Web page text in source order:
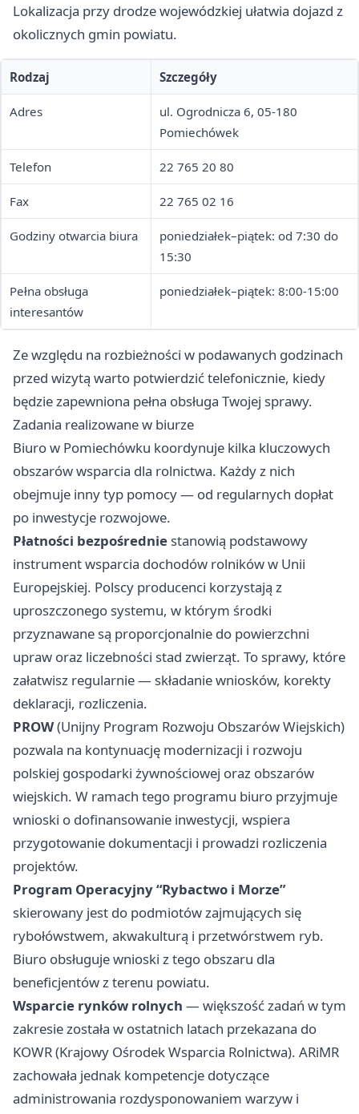
Lokalizacja przy drodze wojewódzkiej ułatwia dojazd z
okolicznych gmin powiatu.
Rodzaj Szczegóły
Adres
ul. Ogrodnicza 6, 05-180
Pomiechówek
Telefon 22 765 20 80
Fax 22 765 02 16
Godziny otwarcia biura
poniedziałek–piątek: od 7:30 do
15:30
Pełna obsługa
interesantów
poniedziałek–piątek: 8:00-15:00
Ze względu na rozbieżności w podawanych godzinach
przed wizytą warto potwierdzić telefonicznie, kiedy
będzie zapewniona pełna obsługa Twojej sprawy.
Zadania realizowane w biurze
Biuro w Pomiechówku koordynuje kilka kluczowych
obszarów wsparcia dla rolnictwa. Każdy z nich
obejmuje inny typ pomocy — od regularnych dopłat
po inwestycje rozwojowe.
Płatności bezpośrednie stanowią podstawowy
instrument wsparcia dochodów rolników w Unii
Europejskiej. Polscy producenci korzystają z
uproszczonego systemu, w którym środki
przyznawane są proporcjonalnie do powierzchni
upraw oraz liczebności stad zwierząt. To sprawy, które
załatwisz regularnie — składanie wniosków, korekty
deklaracji, rozliczenia.
PROW(Unijny Program Rozwoju Obszarów Wiejskich)
pozwala na kontynuację modernizacji i rozwoju
polskiej gospodarki żywnościowej oraz obszarów
wiejskich. W ramach tego programu biuro przyjmuje
wnioski o dofinansowanie inwestycji, wspiera
przygotowanie dokumentacji i prowadzi rozliczenia
projektów.
Program Operacyjny “Rybactwo i Morze”
skierowany jest do podmiotów zajmujących się
rybołówstwem, akwakulturą i przetwórstwem ryb.
Biuro obsługuje wnioski z tego obszaru dla
beneficjentów z terenu powiatu.
Wsparcie rynków rolnych — większość zadań w tym
zakresie została w ostatnich latach przekazana do
KOWR (Krajowy Ośrodek Wsparcia Rolnictwa). ARiMR
zachowała jednak kompetencje dotyczące
administrowania rozdysponowaniem warzyw i